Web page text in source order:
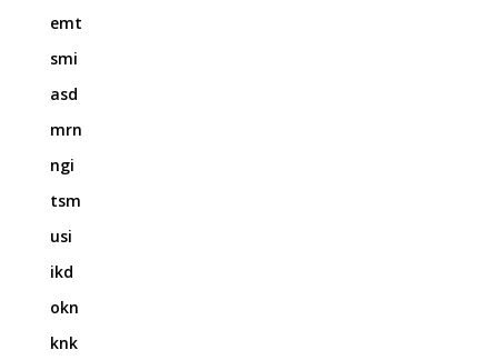
emt
smi
asd
mrn
ngi
tsm
usi
ikd
okn
knk